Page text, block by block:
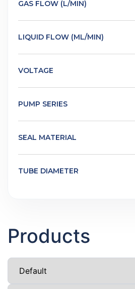
GAS FLOW (L/MIN)
LIQUID FLOW (ML/MIN)
VOLTAGE
PUMP SERIES
SEAL MATERIAL
TUBE DIAMETER
Products